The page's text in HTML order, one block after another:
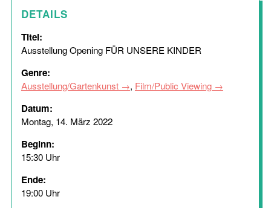
DETAILS
Titel:
Ausstellung Opening FÜR UNSERE KINDER
Genre:
Ausstellung/Gartenkunst , Film/Public Viewing
Datum:
Montag, 14. März 2022
Beginn:
15:30 Uhr
Ende:
19:00 Uhr